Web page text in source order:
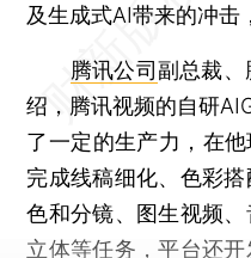
及生成式AI带来的冲击
腾讯公司副总裁、
绍，腾讯视频的自研
了一定的生产力，在
完成线稿细化、色彩
色和分镜、图生视频
立体等任务，平台还